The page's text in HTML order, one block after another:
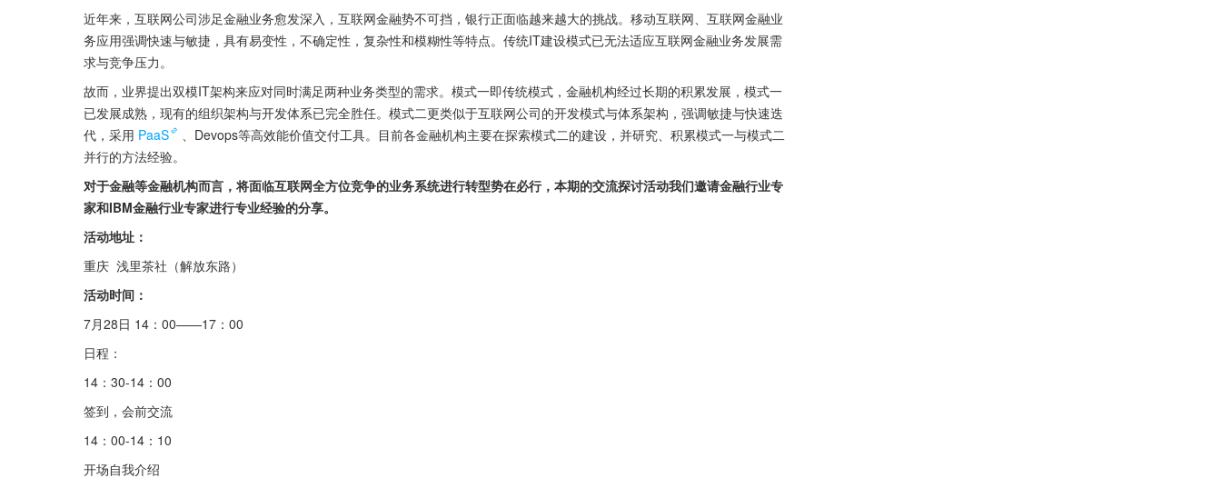
近年来，互联网公司涉足金融业务愈发深入，互联网金融势不可挡，银行正面临越来越大的挑战。移动互联网、互联网金融业
务应用强调快速与敏捷，具有易变性，不确定性，复杂性和模糊性等特点。传统IT建设模式已无法适应互联网金融业务发展需
求与竞争压力。
故而，业界提出双模IT架构来应对同时满足两种业务类型的需求。模式一即传统模式，金融机构经过长期的积累发展，模式一
已发展成熟，现有的组织架构与开发体系已完全胜任。模式二更类似于互联网公司的开发模式与体系架构，强调敏捷与快速迭
代，采用 PaaS
、Devops等高效能价值交付工具。目前各金融机构主要在探索模式二的建设，并研究、积累模式一与模式二
并行的方法经验。
对于金融等金融机构而言，将面临互联网全方位竞争的业务系统进行转型势在必行，本期的交流探讨活动我们邀请金融行业专
家和IBM金融行业专家进行专业经验的分享。
活动地址：
重庆  浅里茶社（解放东路）
活动时间：
7月28日 14：00——17：00
日程：
14：30-14：00
签到，会前交流
14：00-14：10
开场自我介绍